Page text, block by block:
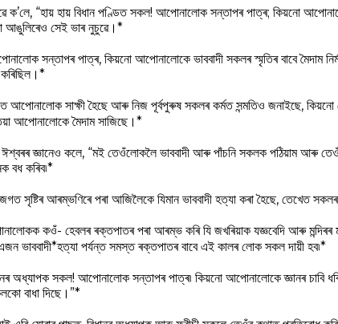
ক’লে, “হায় হায় বিধান পণ্ডিত সকল! আপোনালোক সন্তাপৰ পাত্ৰ; কিয়নো
আঙুলিৰেও সেই ভাৰ নুচুৱে।*
সন্তাপৰ পাত্ৰ, কিয়নো আপোনালোকে ভাববাদী সকলৰ স্মৃতিৰ বাবে মৈদাম
আপোনালোক সাক্ষী হৈছে আৰু নিজ পূর্বপুৰুষ সকলৰ কর্মত সন্মতিও জনাইছে,
আপোনালোকে মৈদাম সাজিছে।*
ঈশ্বৰৰ জ্ঞানেও কলে, “মই তেওঁলোকলৈ ভাববাদী আৰু পাঁচনি সকলক পঠিয়াম আৰু
কৰিব৷*
সৃষ্টিৰ আৰম্ভণিৰে পৰা আজিলৈকে যিমান ভাববাদী হত্যা কৰা হৈছে, তেখেত
কওঁ- হেবলৰ ৰক্তপাতৰ পৰা আৰম্ভ কৰি যি জখৰিয়াক যজ্ঞবেদি আৰু মন্দিৰৰ
ভাববাদী*হত্যা পর্যন্ত সমস্ত ৰক্তপাতৰ বাবে এই কালৰ লোক সকল দায়ী হব৷*
অধ্যাপক সকল! আপোনালোক সন্তাপৰ পাত্ৰ৷ কিয়নো আপোনালোকে জ্ঞানৰ চাবি
বাধা দিছে।”*